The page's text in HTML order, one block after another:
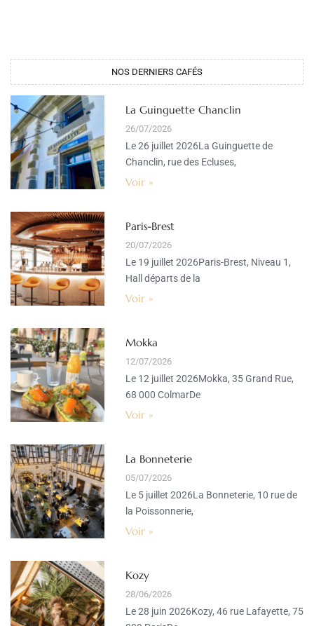
NOS DERNIERS CAFÉS​
La Guinguette Chanclin
26/07/2026
Le 26 juillet 2026La Guinguette de
Chanclin, rue des Ecluses,
Voir »
Paris-Brest
20/07/2026
Le 19 juillet 2026Paris-Brest, Niveau 1,
Hall départs de la
Voir »
Mokka
12/07/2026
Le 12 juillet 2026Mokka, 35 Grand Rue,
68 000 ColmarDe
Voir »
La Bonneterie
05/07/2026
Le 5 juillet 2026La Bonneterie, 10 rue de
la Poissonnerie,
Voir »
Kozy
28/06/2026
Le 28 juin 2026Kozy, 46 rue Lafayette, 75